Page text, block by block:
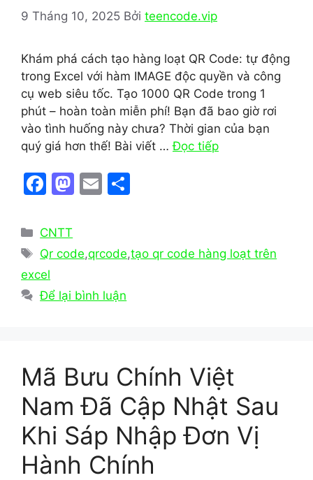
9 Tháng 10, 2025 Bởi teencode.vip
Khám phá cách tạo hàng loạt QR Code: tự động
trong Excel với hàm IMAGE độc quyền và công
cụ web siêu tốc. Tạo 1000 QR Code trong 1
phút – hoàn toàn miễn phí! Bạn đã bao giờ rơi
vào tình huống này chưa? Thời gian của bạn
quý giá hơn thế! Bài viết …Đọc tiếp
F
c
e
b
o
M
o
o
E
l
e
Danh
mục
CNTT
Thẻ
Qr code,qrcode,tạo qr code hàng loạt trên
excel
Để lại bình luận
Mã Bưu Chính Việt
Nam Đã Cập Nhật Sau
Khi Sáp Nhập Đơn Vị
Hành Chính